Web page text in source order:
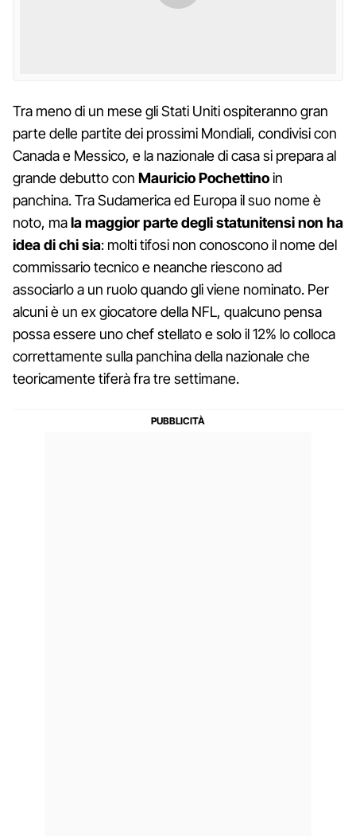
Tra meno di un mese gli Stati Uniti ospiteranno gran
parte delle partite dei prossimi Mondiali, condivisi con
Canada e Messico, e la nazionale di casa si prepara al
grande debutto con Mauricio Pochettinoin
panchina. Tra Sudamerica ed Europa il suo nome è
noto, mala maggior parte degli statunitensi non ha
idea di chi sia: molti tifosi non conoscono il nome del
commissario tecnico e neanche riescono ad
associarlo a un ruolo quando gli viene nominato. Per
alcuni è un ex giocatore della NFL, qualcuno pensa
possa essere uno chef stellato e solo il 12% lo colloca
correttamente sulla panchina della nazionale che
teoricamente tiferà fra tre settimane.